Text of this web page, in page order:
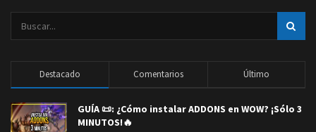
Destacado Comentarios Último
GUÍA 📜: ¿Cómo instalar ADDONS en WOW? ¡Sólo 3
MINUTOS!🔥